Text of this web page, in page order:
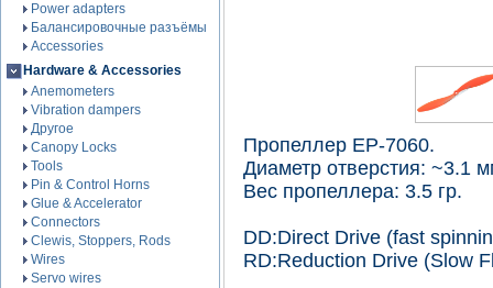
Power adapters
Балансировочные разъёмы
Accessories
Hardware & Accessories
Anemometers
Vibration dampers
Другое
Canopy Locks
Tools
Pin & Control Horns
Glue & Accelerator
Connectors
Clewis, Stoppers, Rods
Wires
Servo wires
Пропеллер EP-7060.
Диаметр отверстия: ~3.1
Вес пропеллера: 3.5 гр.
DD:Direct Drive (fast
RD:Reduction Drive (Slow